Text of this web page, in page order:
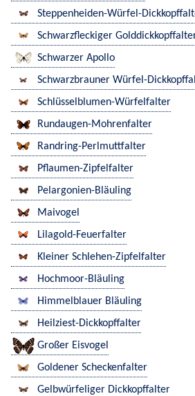
Steppenheiden-Würfel-
Schwarzfleckiger
Schwarzer Apollo
Schwarzbrauner Würfel-
Schlüsselblumen-Würfelfalter
Rundaugen-Mohrenfalter
Randring-Perlmuttfalter
Pflaumen-Zipfelfalter
Pelargonien-Bläuling
Maivogel
Lilagold-Feuerfalter
Kleiner Schlehen-Zipfelfalter
Hochmoor-Bläuling
Himmelblauer Bläuling
Heilziest-Dickkopffalter
Großer Eisvogel
Goldener Scheckenfalter
Gelbwürfeliger Dickkopffalter